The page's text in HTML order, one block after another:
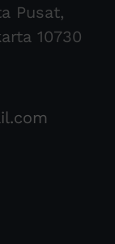
Pusat,
10730